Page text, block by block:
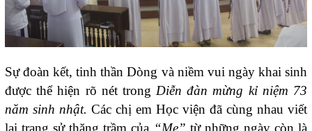
Sự đoàn kết, tinh thần Dòng và niềm vui ngày khai sinh
được thể hiện rõ nét trongDiễn đàn mừng kỉ niệm 73
năm sinh nhật. Các chị em Học viện đã cùng nhau viết
lại trang sử thăng trầm của “Mẹ” từ những ngày còn là